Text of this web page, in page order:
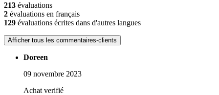
213 évaluations
2 évaluations en français
129 évaluations écrites dans d'autres langues
Afficher tous les commentaires-clients
Doreen
09 novembre 2023
Achat verifié